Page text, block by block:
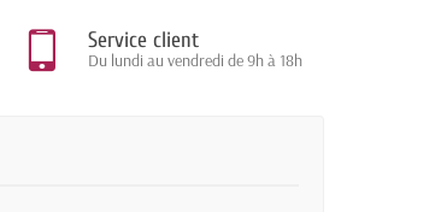
Service client
Du lundi au vendredi de 9h à 18h